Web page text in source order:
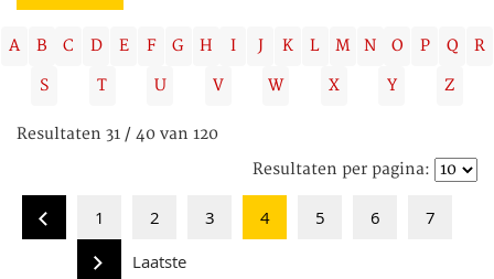
A B C D E F G H I J K L M N O P Q
R
S
T U V W X Y Z
Resultaten 31 / 40 van 120
Resultaten per pagina:
1 2 3 4 5 6
7
Laatste